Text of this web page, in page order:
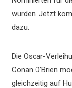
wurden. Jetzt
dazu.
Die Oscar-
Conan O’Brien
gleichzeitig auf